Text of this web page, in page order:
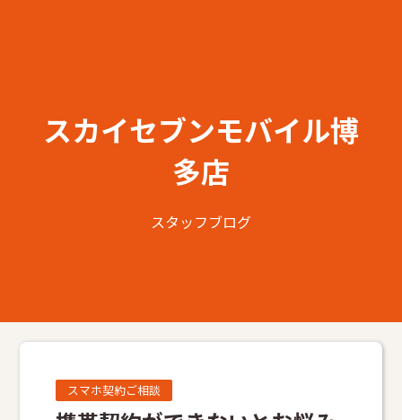
スカイセブンモバイル博
多店
スタッフブログ
スマホ契約ご相談